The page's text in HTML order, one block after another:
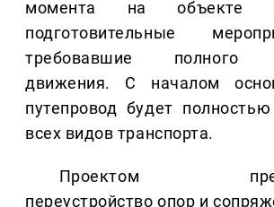
момента на объекте
подготовительные
требовавшие полного
движения. С началом
путепровод будет
всех видов транспорта.
Проектом
переустройство опор и